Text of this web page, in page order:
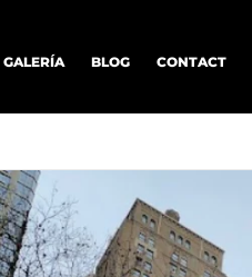
GALERÍA BLOG CONTACT